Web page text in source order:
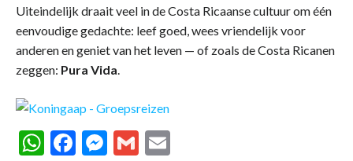
Uiteindelijk draait veel in de Costa Ricaanse cultuur om één
eenvoudige gedachte: leef goed, wees vriendelijk voor
anderen en geniet van het leven — of zoals de Costa Ricanen
zeggen: Pura Vida.
WhatsApp
Facebook
Messenger
Gmail